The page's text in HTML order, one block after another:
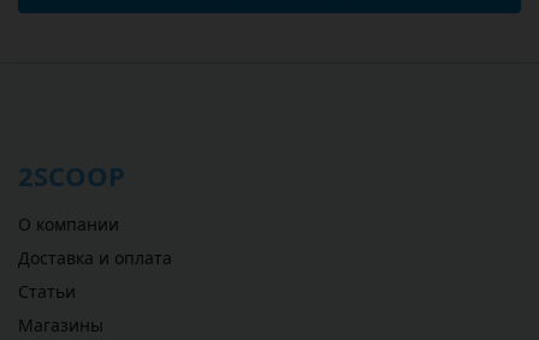
2SCOOP
О компании
Доставка и оплата
Статьи
Магазины